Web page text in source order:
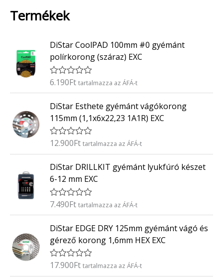
Termékek
DiStar CoolPAD 100mm #0 gyémánt
polírkorong (száraz) EXC
É
é
k
e
l
s
:
/
5
6.190Ft tartalmazza az ÁFÁ-t
DiStar Esthete gyémánt vágókorong
115mm (1,1x6x22,23 1A1R) EXC
É
é
k
e
l
é
s
:
/
5
12.900Ft tartalmazza az ÁFÁ-t
DiStar DRILLKIT gyémánt lyukfúró készet
6-12 mm EXC
É
é
e
l
é
s
:
7.490Ft tartalmazza az ÁFÁ-t
DiStar EDGE DRY 125mm gyémánt vágó és
gérező korong 1,6mm HEX EXC
É17.900Ft tartalmazza az ÁFÁ-t